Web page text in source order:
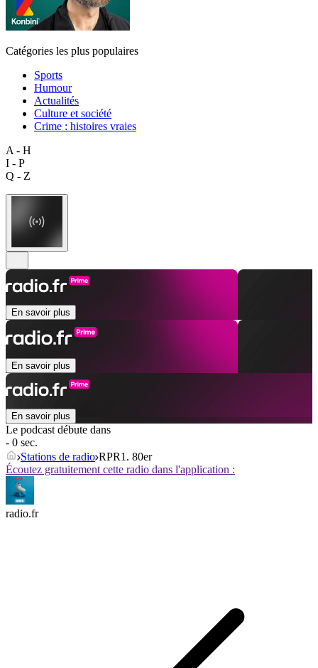
Catégories les plus populaires
Sports
Humour
Actualités
Culture et société
Crime : histoires vraies
A - H
I - P
Q - Z
En savoir plus
En savoir plus
En savoir plus
Le podcast débute dans
- 0 sec.
Stations de radio RPR1. 80er
Écoutez gratuitement cette radio dans l'application :
radio.fr